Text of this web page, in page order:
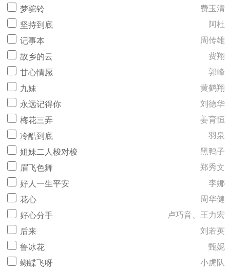
梦驼铃
费玉清
坚持到底
阿杜
记事本
周传雄
故乡的云
费翔
甘心情愿
郭峰
九妹
黄鹤翔
永远记得你
刘德华
梅花三弄
姜育恒
冷酷到底
羽泉
姐妹二人梭对梭
黑鸭子
眉飞色舞
郑秀文
好人一生平安
李娜
花心
周华健
好心分手
卢巧音、王力宏
后来
刘若英
鲁冰花
甄妮
蝴蝶飞呀
小虎队